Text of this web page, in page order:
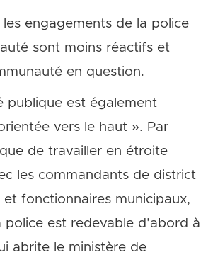
les engagements de la police
sont moins réactifs et
en question.
publique est également
vers le haut ». Par
de travailler en étroite
les commandants de district
fonctionnaires municipaux,
police est redevable d’abord à
abrite le ministère de